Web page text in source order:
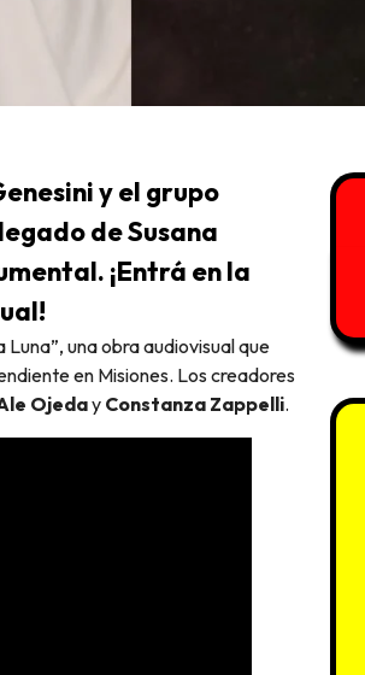
y el grupo
de Susana
¡Entrá en la
una obra audiovisual que
en Misiones. Los creadores
Ojeday Constanza Zappelli.